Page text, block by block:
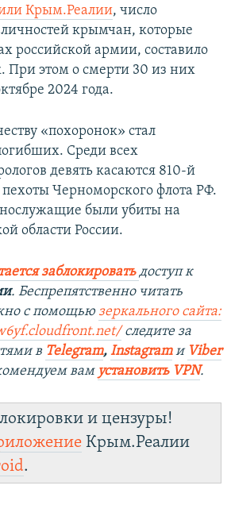
Крым.Реалии, число
крымчан, которые
российской армии, составило
При этом о смерти 30 из них
2024 года.
«похоронок» стал
Среди всех
девять касаются 810-й
Черноморского флота РФ.
были убиты на
области России.
заблокировать доступ к
. Беспрепятственно читать
с помощью зеркального сайта:
следите за
в Telegram, Instagramи Viber
вам установить VPN.
и цензуры!
Крым.Реалии
.